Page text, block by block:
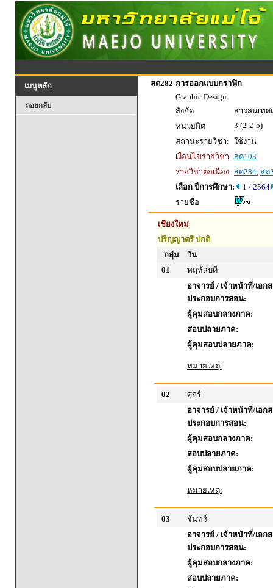
เมนูหลัก
ถอยกลับ
สด282 การออกแบบกราฟิก
Graphic Design
สังกัด
สารสนเท
หน่วยกิต
3 (2-2-5)
สถานะรายวิชา: ใช้งาน
เงื่อนไขรายวิชา: สด103
รายวิชาต่อเนื่อง: สด284, สด
เลือก ปีการศึกษา:
1 / 2564
รายชื่อ
เชียงใหม่
ปริญญาตรี ปกติ
กลุ่ม
วัน
01
พฤหัสบดี
อาจารย์ / เจ้าหน้าที่/เอก
ประกอบการสอน:
ผู้คุมสอบกลางภาค:
สอบปลายภาค:
ผู้คุมสอบปลายภาค:
หมายเหตุ:
02
ศุกร์
อาจารย์ / เจ้าหน้าที่/เอก
ประกอบการสอน:
ผู้คุมสอบกลางภาค:
สอบปลายภาค:
ผู้คุมสอบปลายภาค:
หมายเหตุ:
03
จันทร์
อาจารย์ / เจ้าหน้าที่/เอก
ประกอบการสอน:
ผู้คุมสอบกลางภาค:
สอบปลายภาค: